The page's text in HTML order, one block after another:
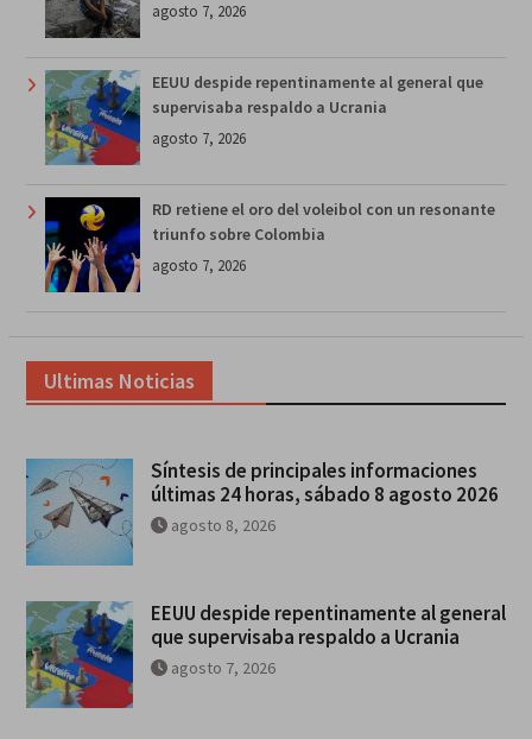
agosto 7, 2026
EEUU despide repentinamente al general que
supervisaba respaldo a Ucrania
agosto 7, 2026
RD retiene el oro del voleibol con un resonante
triunfo sobre Colombia
agosto 7, 2026
Ultimas Noticias
Síntesis de principales informaciones
últimas 24 horas, sábado 8 agosto 2026
agosto 8, 2026
EEUU despide repentinamente al general
que supervisaba respaldo a Ucrania
agosto 7, 2026